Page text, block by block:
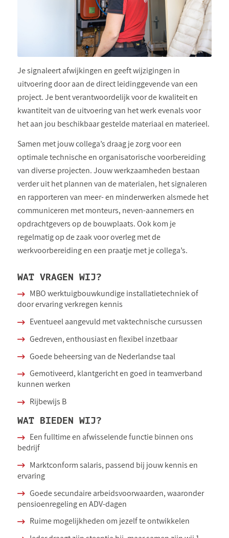
Je signaleert afwijkingen en geeft wijzigingen in
uitvoering door aan de direct leidinggevende van een
project. Je bent verantwoordelijk voor de kwaliteit en
kwantiteit van de uitvoering van het werk evenals voor
het aan jou beschikbaar gestelde materiaal en materieel.
Samen met jouw collega’s draag je zorg voor een
optimale technische en organisatorische voorbereiding
van diverse projecten. Jouw werkzaamheden bestaan
verder uit het plannen van de materialen, het signaleren
en rapporteren van meer- en minderwerken alsmede het
communiceren met monteurs, neven-aannemers en
opdrachtgevers op de bouwplaats. Ook kom je
regelmatig op de zaak voor overleg met de
werkvoorbereiding en een praatje met je collega’s.
WAT VRAGEN WIJ?
MBO werktuigbouwkundige installatietechniek of
door ervaring verkregen kennis
Eventueel aangevuld met vaktechnische cursussen
Gedreven, enthousiast en flexibel inzetbaar
Goede beheersing van de Nederlandse taal
Gemotiveerd, klantgericht en goed in teamverband
kunnen werken
Rijbewijs B
WAT BIEDEN WIJ?
Een fulltime en afwisselende functie binnen ons
bedrijf
Marktconform salaris, passend bij jouw kennis en
ervaring
Goede secundaire arbeidsvoorwaarden, waaronder
pensioenregeling en ADV-dagen
Ruime mogelijkheden om jezelf te ontwikkelen